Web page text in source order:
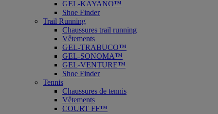
GEL-KAYANO™
Shoe Finder
Trail Running
Chaussures trail running
Vêtements
GEL-TRABUCO™
GEL-SONOMA™
GEL-VENTURE™
Shoe Finder
Tennis
Chaussures de tennis
Vêtements
COURT FF™